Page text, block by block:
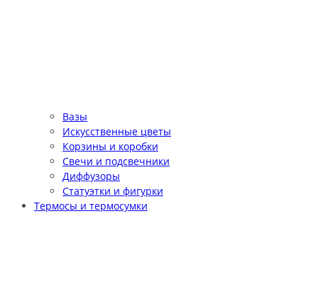
Вазы
Искусственные цветы
Корзины и коробки
Свечи и подсвечники
Диффузоры
Статуэтки и фигурки
Термосы и термосумки